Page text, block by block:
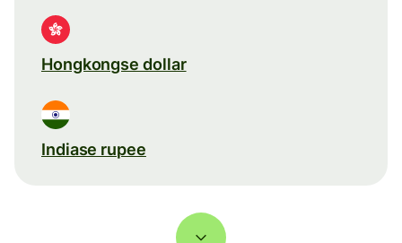
Hongkongse dollar
Indiase rupee